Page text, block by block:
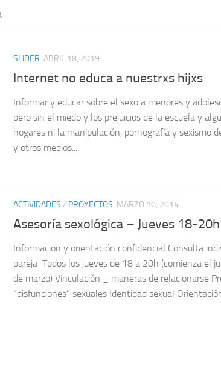
SLIDER ABRIL 18, 2019
Internet no educa a nuestrxs hijxs
Informar y educar sobre el sexo a menores y
pero sin el miedo y los prejuicios de la escuela y
hogares ni la manipulación, pornografía y sexismo
y otros medios....
ACTIVIDADES / PROYECTOS MARZO 10, 2014
Asesoría sexológica – Jueves 18-20h
Información y orientación confidencial Consulta
pareja Todos los jueves de 18 a 20h (comienza el
de marzo) Vinculación _ maneras de relacionarse
“disfunciones” sexuales Identidad sexual